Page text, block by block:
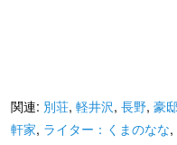
関連: 別荘, 軽井沢, 長野, 豪邸
軒家, ライター：くまのなな,